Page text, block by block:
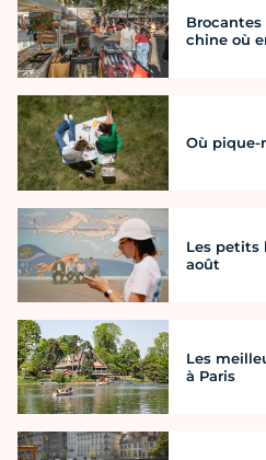
chine où
Où pique-
Les petits
août
Les
à Paris